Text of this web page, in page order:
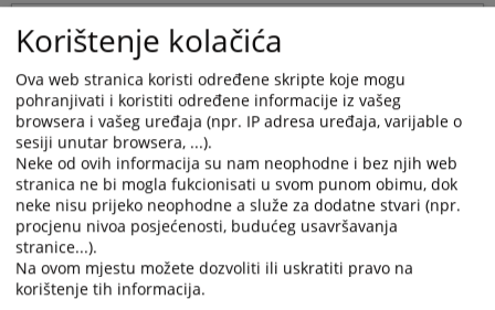
to
interact
with
the
calendar
and
select
a
date.
Press
the
question
mark
key
to
to
interact
with
the
calendar
and
select
date.
Press
the
question
mark
key
Anketa u sklopu plana provođenja
"Strategije za unapređenje rodne
ravnopravnosti"
20.04.2023.
1 - 1 / 1
1
Korištenje kolačića
Ova web stranica koristi određene skripte koje mogu
pohranjivati i koristiti određene informacije iz vašeg
browsera i vašeg uređaja (npr. IP adresa uređaja, varijable o
sesiji unutar browsera, ...).
Neke od ovih informacija su nam neophodne i bez njih web
stranica ne bi mogla fukcionisati u svom punom obimu, dok
neke nisu prijeko neophodne a služe za dodatne stvari (npr.
procjenu nivoa posjećenosti, budućeg usavršavanja
stranice...).
Na ovom mjestu možete dozvoliti ili uskratiti pravo na
korištenje tih informacija.